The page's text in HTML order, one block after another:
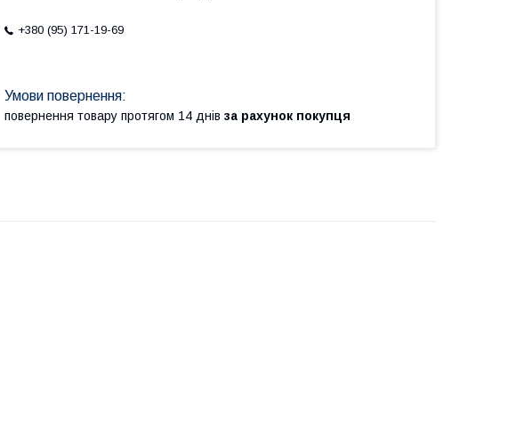
+380 (95) 171-19-69
повернення товару протягом 14 днів за рахунок покупця